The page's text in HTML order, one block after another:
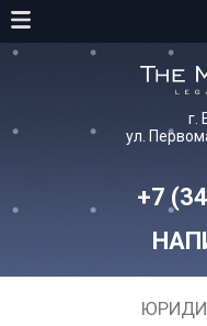
г.
ул.
+7